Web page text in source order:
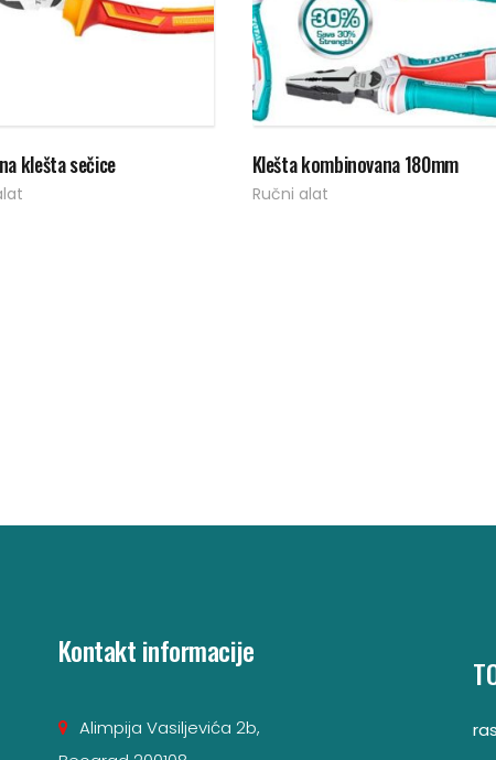
klešta sečice
Pročitaj više
Klešta kombinovana 180mm
Ručni alat
Kontakt informacije
Alimpija Vasiljevića 2b,